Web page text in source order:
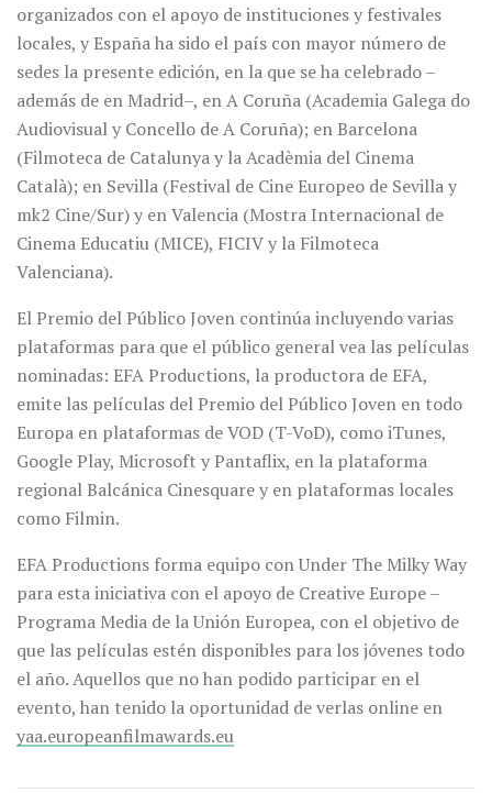
organizados con el apoyo de instituciones y festivales
locales, y España ha sido el país con mayor número de
sedes la presente edición, en la que se ha celebrado –
además de en Madrid–, enA Coruña (Academia Galega do
Audiovisual y Concello de A Coruña); en Barcelona
(Filmoteca de Catalunya y la Acadèmia del Cinema
Català); en Sevilla (Festival de Cine Europeo de Sevilla y
mk2 Cine/Sur) y en Valencia (Mostra Internacional de
Cinema Educatiu (MICE), FICIV y la Filmoteca
Valenciana).
El Premio del Público Joven continúa incluyendo varias
plataformas para que el público general vea las películas
nominadas: EFA Productions, la productora de EFA,
emite las películas del Premio del Público Joven en todo
Europa en plataformas de VOD (T-VoD), como iTunes,
Google Play, Microsoft y Pantaflix, en la plataforma
regional Balcánica Cinesquare y en plataformas locales
como Filmin.
EFA Productions forma equipo con Under The Milky Way
para esta iniciativa con el apoyo de Creative Europe –
Programa Media de la Unión Europea, con el objetivo de
que las películas estén disponibles para los jóvenes todo
el año. Aquellos que no han podido participar en el
evento, han tenido la oportunidad de verlas online en
yaa.europeanfilmawards.eu